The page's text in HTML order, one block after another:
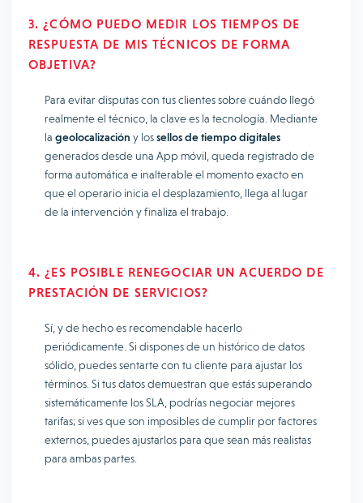
3. ¿CÓMO PUEDO MEDIR LOS TIEMPOS DE
RESPUESTA DE MIS TÉCNICOS DE FORMA
OBJETIVA?
Para evitar disputas con tus clientes sobre cuándo llegó
realmente el técnico, la clave es la tecnología. Mediante
la geolocalización y lossellos de tiempo digitales
generados desde una App móvil, queda registrado de
forma automática e inalterable el momento exacto en
que el operario inicia el desplazamiento, llega al lugar
de la intervención y finaliza el trabajo.
4. ¿ES POSIBLE RENEGOCIAR UN ACUERDO DE
PRESTACIÓN DE SERVICIOS?
Sí, y de hecho es recomendable hacerlo
periódicamente. Si dispones de un histórico de datos
sólido, puedes sentarte con tu cliente para ajustar los
términos. Si tus datos demuestran que estás superando
sistemáticamente los SLA, podrías negociar mejores
tarifas; si ves que son imposibles de cumplir por factores
externos, puedes ajustarlos para que sean más realistas
para ambas partes.